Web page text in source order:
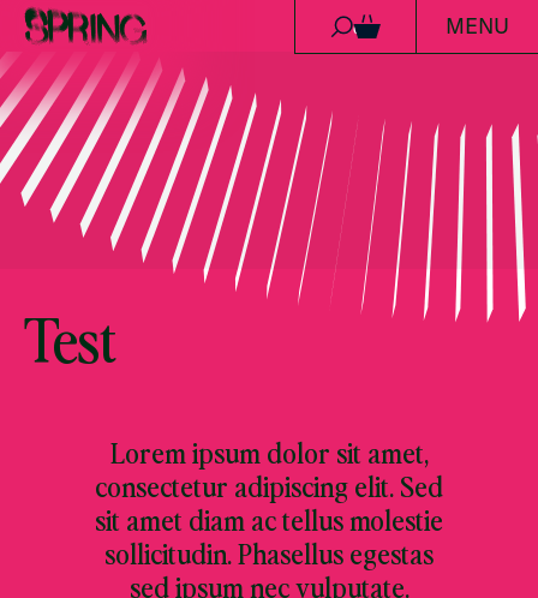
Ga naar de inhoud
0 MENU
Test
Lorem ipsum dolor sit amet,
consectetur adipiscing elit. Sed
sit amet diam ac tellus molestie
sollicitudin. Phasellus egestas
sed ipsum nec vulputate.